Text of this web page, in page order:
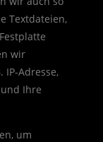
Textdateien,
wir
IP-Adresse,
Ihre
um